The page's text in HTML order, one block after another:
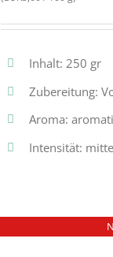
Inhalt: 250 gr
Zubereitung:
Aroma:
Intensität: